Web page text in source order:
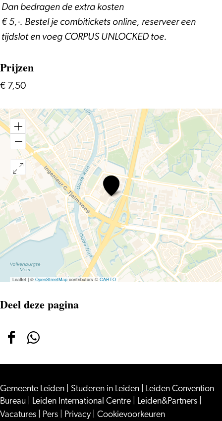
Dan bedragen de extra kosten
€ 5,-. Bestel je combitickets online, reserveer een
tijdslot en voeg CORPUS UNLOCKED toe.
Prijzen
€ 7,50
CORPUS
UNLOCKED
Leaflet|©OpenStreetMapcontributors ©CARTO
Deel deze pagina
Deel
op
Facebook
Deel
op
WhatsApp
Gemeente Leiden Studeren in Leiden
Leiden Convention
Bureau
Leiden International Centre Leiden&Partners
Vacatures
Pers Privacy Cookievoorkeuren